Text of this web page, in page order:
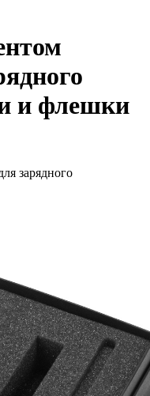
и флешки
зарядного